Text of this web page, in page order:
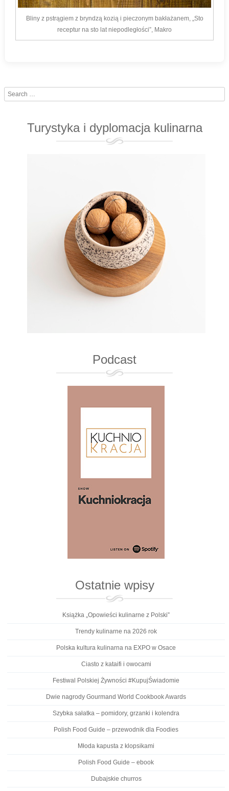
Bliny z pstrągiem z bryndzą kozią i pieczonym bakłażanem, „Sto
receptur na sto lat niepodległości”, Makro
Search
Turystyka i dyplomacja kulinarna
Podcast
Ostatnie wpisy
Książka „Opowieści kulinarne z Polski”
Trendy kulinarne na 2026 rok
Polska kultura kulinarna na EXPO w Osace
Ciasto z kataifi i owocami
Festiwal Polskiej Żywności #KupujŚwiadomie
Dwie nagrody Gourmand World Cookbook Awards
Szybka sałatka – pomidory, grzanki i kolendra
Polish Food Guide – przewodnik dla Foodies
Młoda kapusta z klopsikami
Polish Food Guide – ebook
Dubajskie churros